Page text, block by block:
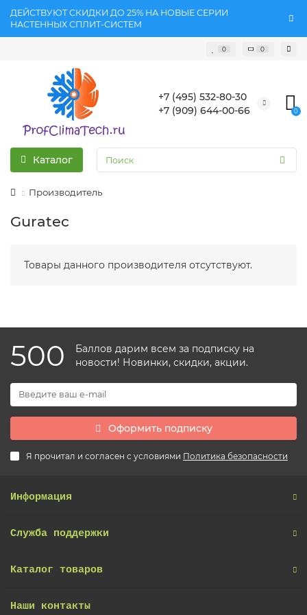
ДЕЙСТВУЮТ СКИДКИ ДО 25% НА НОВЫЕ СЕРИИ
НАСТЕННЫХ СПЛИТ-СИСТЕМ
0 0
+7 (495) 532-80-30
+7 (909) 644-00-66
0
Каталог
Производитель
Guratec
Товары данного производителя отсутствуют.
500
Баллов дарим всем за подписку на
новости! Новинки, скидки, акции.
Оформить подписку
Я прочитал и согласен с условиями Политика безопасности
Информация
Служба поддержки
Каталог товаров
Наши контакты